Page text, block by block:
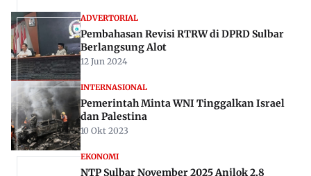
Rekomendasi Untuk Anda
NEWS